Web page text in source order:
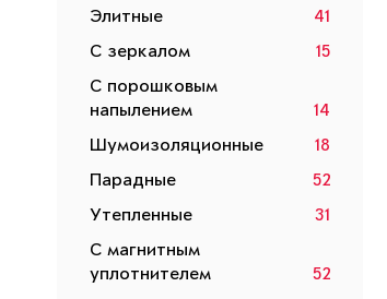
Элитные
41
С зеркалом
15
С порошковым
напылением
14
Шумоизоляционные
18
Парадные
52
Утепленные
31
С магнитным
уплотнителем
52